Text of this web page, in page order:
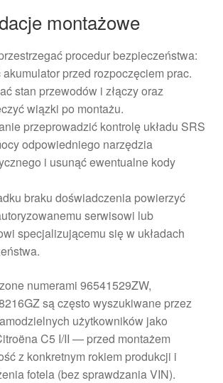
montażowe
procedur bezpieczeństwa:
akumulator przed rozpoczęciem prac.
stan przewodów i złączy oraz
wiązki po montażu.
przeprowadzić kontrolę układu SRS
odpowiedniego narzędzia
i usunąć ewentualne kody
braku doświadczenia powierzyć
serwisowi lub
specjalizującemu się w układach
numerami 96541529ZW,
są często wyszukiwane przez
użytkowników jako
C5 I/II — przed montażem
z konkretnym rokiem produkcji i
fotela (bez sprawdzania VIN).